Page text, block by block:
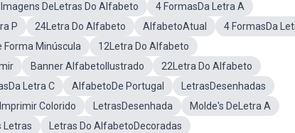
Imagens DeLetras Do Alfabeto
4 FormasDa Letra A
P 24Letra Do Alfabeto AlfabetoAtual
4 FormasDa
Minúscula
12Letra Do Alfabeto
Banner AlfabetoIlustrado
22Letra Do Alfabeto
Letra C AlfabetoDe Portugal
LetrasDesenhadas
Colorido LetrasDesenhada
Molde's DeLetra A
Letras
Letras Do AlfabetoDecoradas